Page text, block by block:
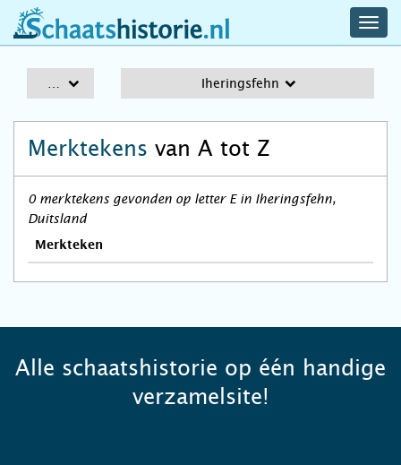
schaatshistorie.nl
Iheringsfehn
Merktekens van A tot Z
0 merktekens gevonden op letter E in Iheringsfehn,
Duitsland
Merkteken
Alle schaatshistorie op één handige
verzamelsite!